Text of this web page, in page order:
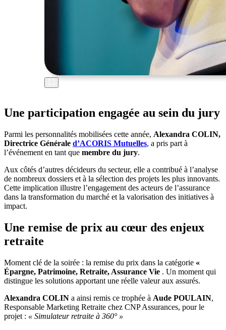
Une participation engagée au sein du jury
Parmi les personnalités mobilisées cette année, Alexandra COLIN,
Directrice Générale d’ACORIS Mutuelles, a pris part à
l’événement en tant que membre du jury.
Aux côtés d’autres décideurs du secteur, elle a contribué à l’analyse
de nombreux dossiers et à la sélection des projets les plus innovants.
Cette implication illustre l’engagement des acteurs de l’assurance
dans la transformation du marché et la valorisation des initiatives à
impact.
Une remise de prix au cœur des enjeux
retraite
Moment clé de la soirée : la remise du prix dans la catégorie «
Épargne, Patrimoine, Retraite, Assurance Vie . Un moment qui
distingue les solutions apportant une réelle valeur aux assurés.
Alexandra COLIN a ainsi remis ce trophée à Aude POULAIN,
Responsable Marketing Retraite chez CNP Assurances, pour le
projet : « Simulateur retraite à 360° »